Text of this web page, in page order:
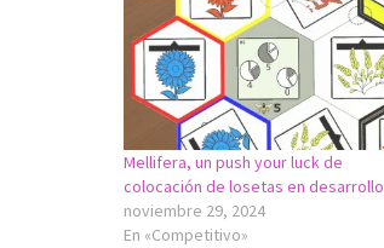
Mellifera, un push your luck de
colocación de losetas en desarrollo
noviembre 29, 2024
En «Competitivo»